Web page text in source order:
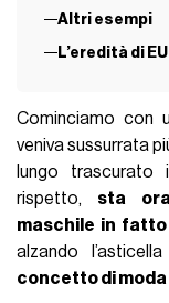
Altri esempi
L’eredità di
Cominciamo con
veniva sussurrata
lungo trascurato
rispetto, sta
maschile in
alzando
concetto di